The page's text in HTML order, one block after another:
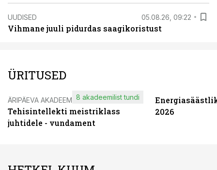
UUDISED 05.08.26, 09:22
Vihmane juuli pidurdas saagikoristust
ÜRITUSED
ÄRIPÄEVA AKADEEMIA
Tehisintellekti meistriklass
juhtidele - vundament
8 akadeemilist tundi
2026